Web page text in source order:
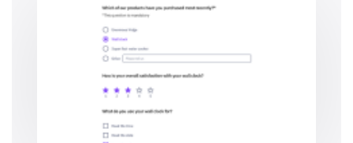
School Support and Resources